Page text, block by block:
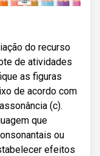
do recurso
de atividades
as figuras
de acordo com
(c).
que
ou
efeitos